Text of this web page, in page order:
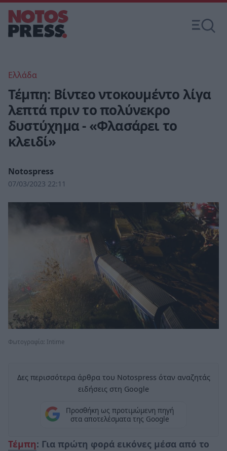
Ελλάδα
Τέμπη: Βίντεο ντοκουμέντο λίγα
λεπτά πριν το πολύνεκρο
δυστύχημα - «Φλασάρει το
κλειδί»
Notospress
07/03/2023 22:11
Φωτογραφία: Intime
Δες περισσότερα άρθρα του Notospress όταν αναζητάς
ειδήσεις στη Google
Προσθήκη ως προτιμώμενη πηγή
στα αποτελέσματα της Google
Τέμπη: Για πρώτη φορά εικόνες μέσα από το